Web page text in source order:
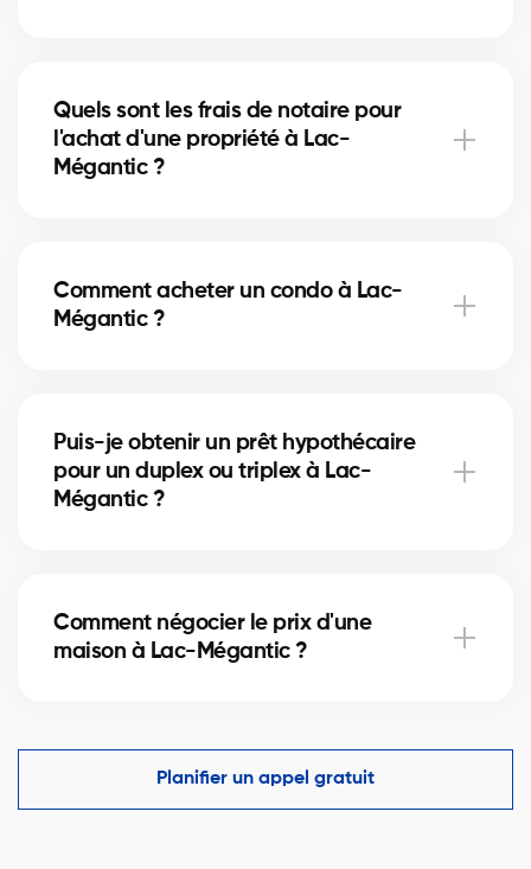
d'une pièce d'identité et d'une lettre de
préapprobation. Nos experts vous accompagnent
dans chaque étape.
Quels sont les frais de notaire pour
l'achat d'une propriété à Lac-
Mégantic ?
vérification des titres et l’inscription hypothécaire.
Nos courtiers peuvent vous aider à estimer ces
Comment acheter un condo à Lac-
Mégantic ?
la gestion de la copropriété. Nos courtiers vous
guident pour éviter les mauvaises surprises.
Puis-je obtenir un prêt hypothécaire
pour un duplex ou triplex à Lac-
Mégantic ?
locatifs. Ils vous aident à financer votre projet
immobilier et optimiser votre mise de fonds.
Comment négocier le prix d'une
maison à Lac-Mégantic ?
comparables du marché à Lac-Mégantic et vous
aide à faire une offre compétitive tout en protégeant
vos intérêts.
Planifier un appel gratuit